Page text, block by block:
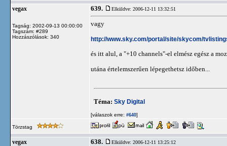
vegax
Tagság: 2002-09-13 00:00:00
Tagszám: #289
Hozzászólások: 340
639. Elküldve: 2006-12-11 13:32:51
vagy
http://www.sky.com/portal/site/skycom/
és itt alul, a "+10 channels"-el elmész egész a
utána értelemszerűen lépegethetsz időben...
Téma: Sky Digital
[válaszok erre: #640]
Törzstag
vegax 638. Elküldve: 2006-12-11 13:25:12